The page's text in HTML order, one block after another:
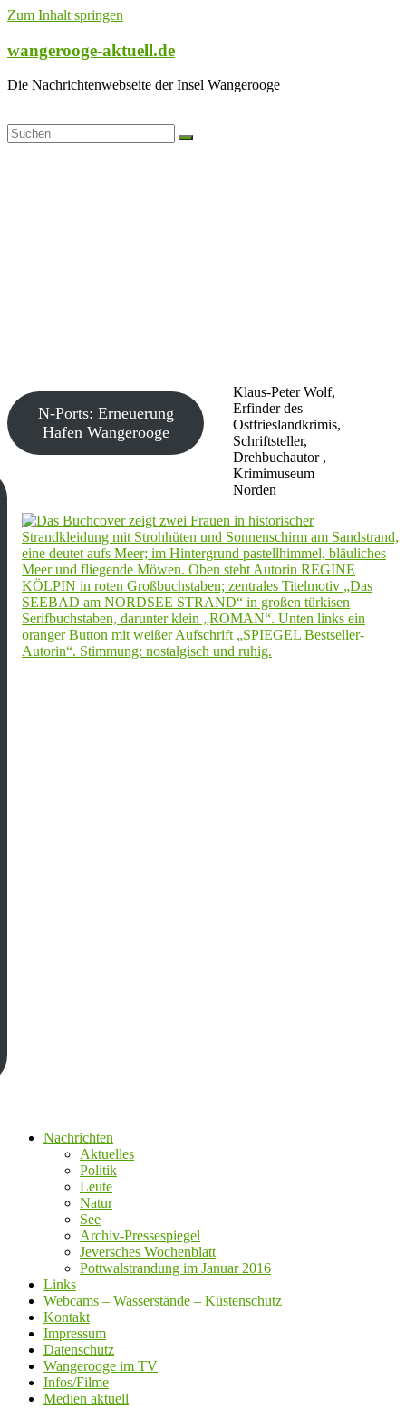
Zum Inhalt springen
wangerooge-aktuell.de
Die Nachrichtenwebseite der Insel Wangerooge
Klaus-Peter Wolf,
Erfinder des
Ostfrieslandkrimis,
Schriftsteller,
Drehbuchautor ,
Krimimuseum
Norden
N-Ports: Erneuerung
Hafen Wangerooge
Nachrichten
Aktuelles
Politik
Leute
Natur
See
Archiv-Pressespiegel
Jeversches Wochenblatt
Pottwalstrandung im Januar 2016
Links
Webcams – Wasserstände – Küstenschutz
Kontakt
Impressum
Datenschutz
Wangerooge im TV
Infos/Filme
Medien aktuell